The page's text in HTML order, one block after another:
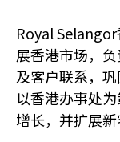
Royal
展香港市场，
及客户联系，
以香港办事处
增长，并扩展新